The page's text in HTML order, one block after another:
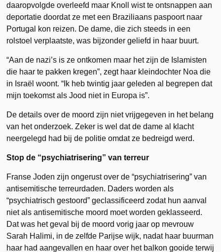
daaropvolgde overleefd maar Knoll wist te ontsnappen aan
deportatie doordat ze met een Braziliaans paspoort naar
Portugal kon reizen. De dame, die zich steeds in een
rolstoel verplaatste, was bijzonder geliefd in haar buurt.
“Aan de nazi’s is ze ontkomen maar het zijn de Islamisten
die haar te pakken kregen”, zegt haar kleindochter Noa die
in Israël woont. “Ik heb twintig jaar geleden al begrepen dat
mijn toekomst als Jood niet in Europa is”.
De details over de moord zijn niet vrijgegeven in het belang
van het onderzoek. Zeker is wel dat de dame al klacht
neergelegd had bij de politie omdat ze bedreigd werd.
Stop de “psychiatrisering” van terreur
Franse Joden zijn ongerust over de “psychiatrisering” van
antisemitische terreurdaden. Daders worden als
“psychiatrisch gestoord” geclassificeerd zodat hun aanval
niet als antisemitische moord moet worden geklasseerd.
Dat was het geval bij de moord vorig jaar op mevrouw
Sarah Halimi, in de zelfde Parijse wijk, nadat haar buurman
haar had aangevallen en haar over het balkon gooide terwij